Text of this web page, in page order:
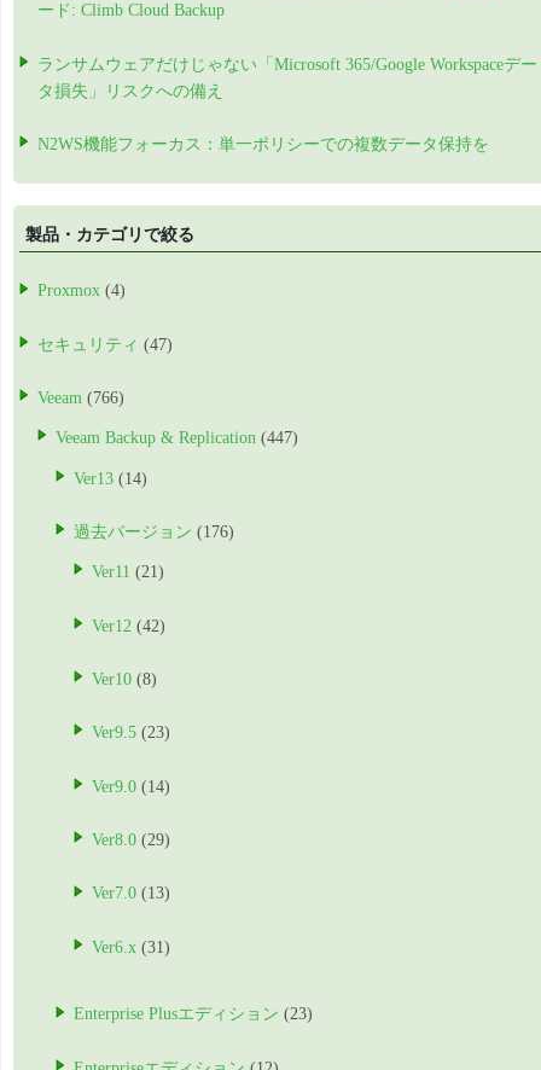
ード: Climb Cloud Backup
ランサムウェアだけじゃない「Microsoft 365/Google Workspaceデー
タ損失」リスクへの備え
N2WS機能フォーカス：単一ポリシーでの複数データ保持を
製品・カテゴリで絞る
Proxmox (4)
セキュリティ (47)
Veeam (766)
Veeam Backup & Replication (447)
Ver13 (14)
過去バージョン (176)
Ver11 (21)
Ver12 (42)
Ver10 (8)
Ver9.5 (23)
Ver9.0 (14)
Ver8.0 (29)
Ver7.0 (13)
Ver6.x (31)
Enterprise Plusエディション (23)